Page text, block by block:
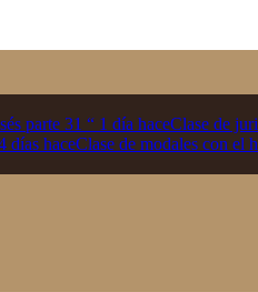
parte 31 “ 1 día haceClase de
días haceClase de modales con el